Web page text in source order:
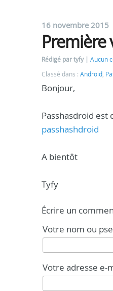
16 novembre 2015
Première
Rédigé par tyfy
Aucun
Classé dans : Android,
Bonjour,
Passhasdroid est
passhashdroid
A bientôt
Tyfy
Écrire un
Votre nom ou
Votre adresse e-